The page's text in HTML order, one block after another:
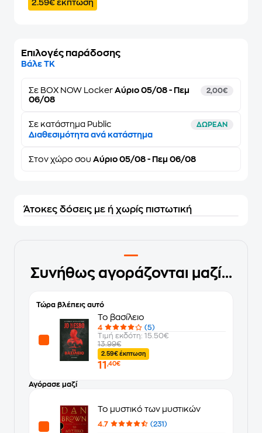
2.59€ έκπτωση
Επιλογές παράδοσης
Βάλε ΤΚ
Σε BOX NOW Locker Αύριο 05/08 - Πεμ
06/08
2,00€
Σε κατάστημα Public ΔΩΡΕΑΝ
Διαθεσιμότητα ανά κατάστημα
Στον χώρο σου Αύριο 05/08 - Πεμ 06/08
Άτοκες δόσεις με ή χωρίς πιστωτική
Συνήθως αγοράζονται μαζί...
Τώρα βλέπεις αυτό
Το βασίλειο
4
(5)
Τιμή εκδότη: 15.50€
13.99€
2.59€ έκπτωση
11 ,40€
Αγόρασε μαζί
Το μυστικό των μυστικών
4.7
(231)